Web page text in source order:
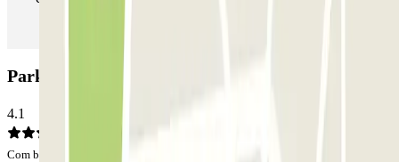
ParkingCAR Polesine - Corvetto: Opiniões
4.1
Com base em 14 opiniões